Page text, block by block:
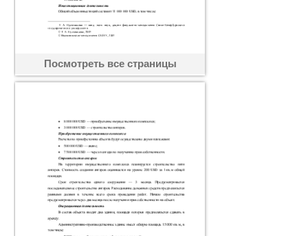
Посмотреть все страницы